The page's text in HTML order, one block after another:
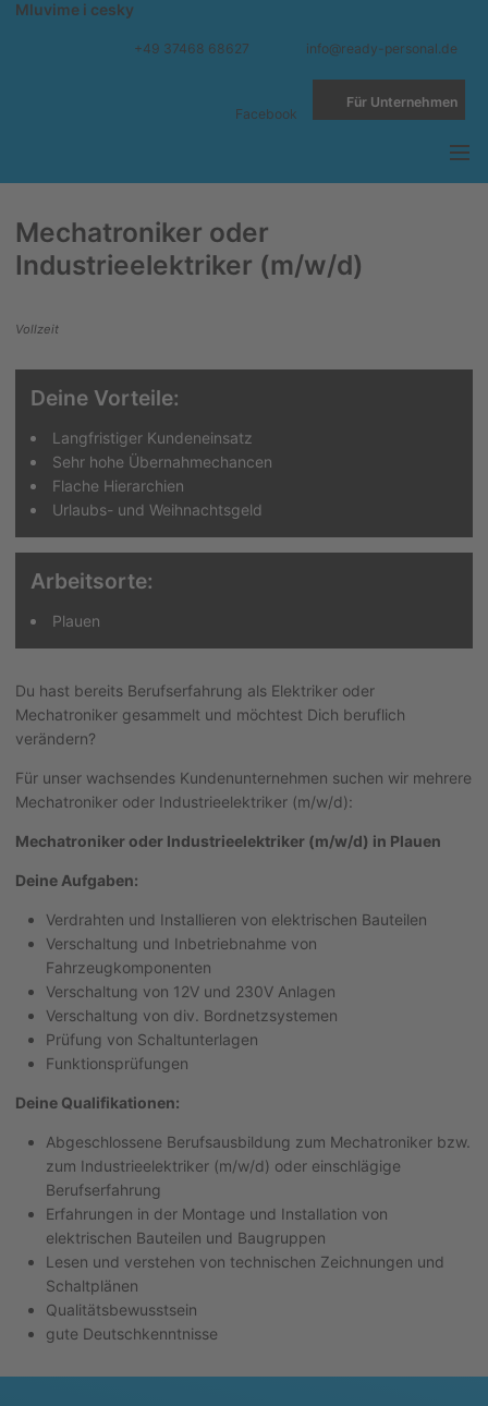
Mluvime i cesky
+49 37468 68627 info@ready-personal.de
Facebook
Für Unternehmen
Mechatroniker oder
Industrieelektriker (m/w/d)
Vollzeit
Deine Vorteile:
Langfristiger Kundeneinsatz
Sehr hohe Übernahmechancen
Flache Hierarchien
Urlaubs- und Weihnachtsgeld
Arbeitsorte:
Plauen
Du hast bereits Berufserfahrung als Elektriker oder
Mechatroniker gesammelt und möchtest Dich beruflich
verändern?
Für unser wachsendes Kundenunternehmen suchen wir mehrere
Mechatroniker oder Industrieelektriker (m/w/d):
Mechatroniker oder Industrieelektriker (m/w/d) in Plauen
Deine Aufgaben:
Verdrahten und Installieren von elektrischen Bauteilen
Verschaltung und Inbetriebnahme von
Fahrzeugkomponenten
Verschaltung von 12V und 230V Anlagen
Verschaltung von div. Bordnetzsystemen
Prüfung von Schaltunterlagen
Funktionsprüfungen
Deine Qualifikationen:
Abgeschlossene Berufsausbildung zum Mechatroniker bzw.
zum Industrieelektriker (m/w/d) oder einschlägige
Berufserfahrung
Erfahrungen in der Montage und Installation von
elektrischen Bauteilen und Baugruppen
Lesen und verstehen von technischen Zeichnungen und
Schaltplänen
Qualitätsbewusstsein
gute Deutschkenntnisse